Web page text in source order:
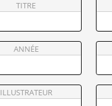
TITRE
ANNÉE
ILLUSTRATEUR